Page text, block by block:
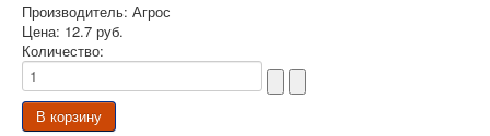
Производитель: Агрос
Цена: 12.7 руб.
Количество: